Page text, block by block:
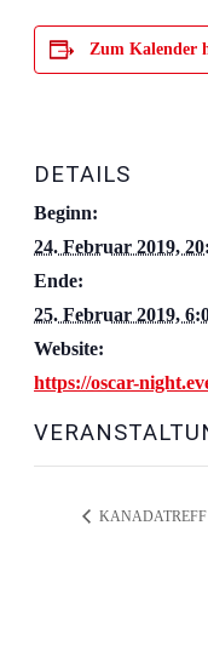
Zum Kalender
DETAILS
Beginn:
24. Februar 2019,
Ende:
25. Februar 2019,
Website:
https://oscar-
KANADATREFF